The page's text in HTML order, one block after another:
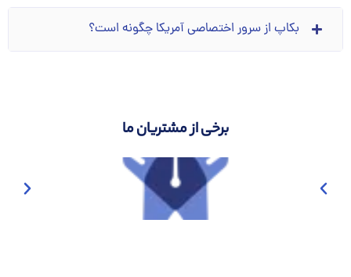
بکاپ از سرور اختصاصی آمریکا چگونه است؟
برخی از مشتریان ما